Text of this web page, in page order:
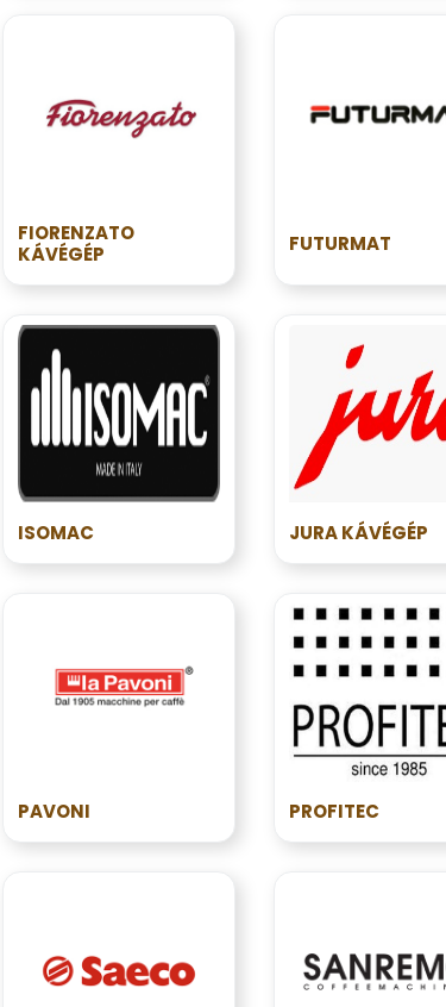
FIORENZATO
KÁVÉGÉP
FUTURMAT
ISOMAC JURA KÁVÉGÉP
PAVONI PROFITEC